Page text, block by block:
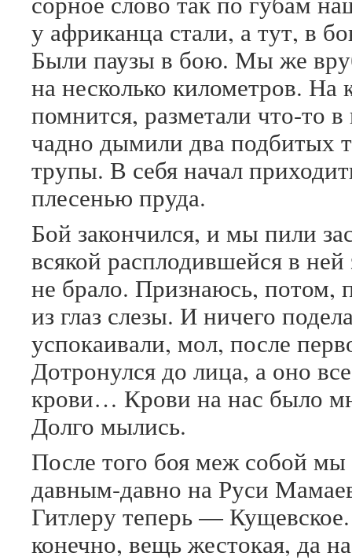
у африканца стали, а тут, в
Были паузы в бою. Мы же
на несколько километров. На
помнится, разметали что-то
чадно дымили два подбитых
трупы. В себя начал
плесенью пруда.
Бой закончился, и мы пили
всякой расплодившейся в
не брало. Признаюсь, потом,
из глаз слезы. И ничего
успокаивали, мол, после
Дотронулся до лица, а оно
крови… Крови на нас было
Долго мылись.
После того боя меж собой
давным-давно на Руси
Гитлеру теперь —
конечно, вещь жестокая, да